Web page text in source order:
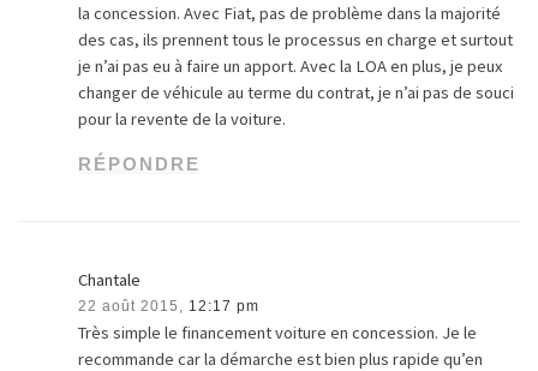
la concession. Avec Fiat, pas de problème dans la majorité
des cas, ils prennent tous le processus en charge et surtout
je n’ai pas eu à faire un apport. Avec la LOA en plus, je peux
changer de véhicule au terme du contrat, je n’ai pas de souci
pour la revente de la voiture.
RÉPONDRE
Chantale
22 août 2015, 12:17 pm
Très simple le financement voiture en concession. Je le
recommande car la démarche est bien plus rapide qu’en